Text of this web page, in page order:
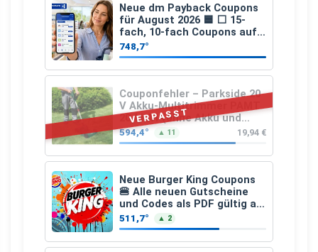
Neue dm Payback Coupons
für August 2026 🟦 ⬜ 15-
fach, 10-fach Coupons auf
den gesamten Einkauf ab 2
€
748,7°
VERPASST
Couponfehler – Parkside 20
V Akku-Multitrimmer PAMT
20-Li A1 (ohne Akku und
Ladegerät)
594,4° ▲ 11 19,94 €
Neue Burger King Coupons
🍔 Alle neuen Gutscheine
und Codes als PDF gültig ab
25.07.2026 bis 04.09.2026
511,7° ▲ 2